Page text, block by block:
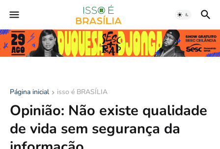
Página inicial isso é BRASÍLIA
Opinião: Não existe qualidade
de vida sem segurança da